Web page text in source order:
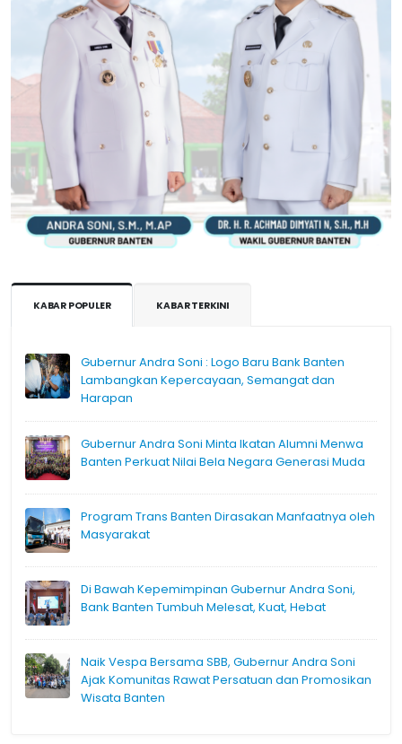
KABAR POPULER KABAR TERKINI
Gubernur Andra Soni : Logo Baru Bank Banten
Lambangkan Kepercayaan, Semangat dan
Harapan
Gubernur Andra Soni Minta Ikatan Alumni Menwa
Banten Perkuat Nilai Bela Negara Generasi Muda
Program Trans Banten Dirasakan Manfaatnya oleh
Masyarakat
Di Bawah Kepemimpinan Gubernur Andra Soni,
Bank Banten Tumbuh Melesat, Kuat, Hebat
Naik Vespa Bersama SBB, Gubernur Andra Soni
Ajak Komunitas Rawat Persatuan dan Promosikan
Wisata Banten